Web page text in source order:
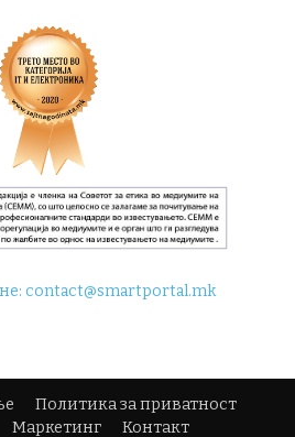
contact@smartportal.mk
Политика за приватност
Маркетинг Контакт